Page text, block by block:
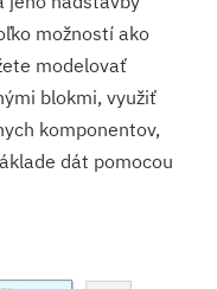
možností ako
modelovať
blokmi, využiť
komponentov,
dát pomocou